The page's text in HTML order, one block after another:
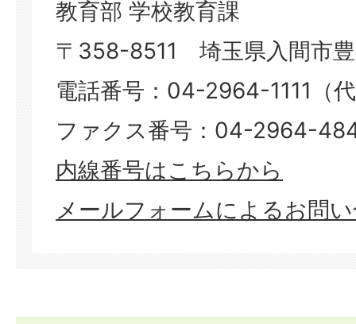
教育部 学校教育課
〒358-8511 埼玉県入間市
電話番号：04-2964-1111（
ファクス番号：04-2964-
内線番号はこちらから
メールフォームによるお問